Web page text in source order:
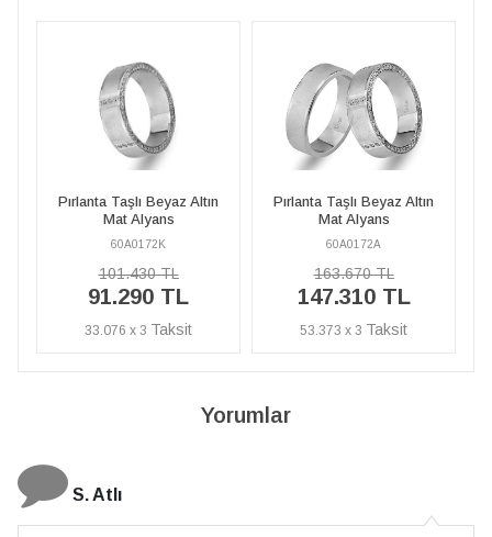
Pırlanta Taşlı Beyaz Altın
Mat Alyans
60A0172A
163.670 TL
147.310 TL
53.373 x 3
Pırlanta Taşlı Beyaz Altın
Mat Alyans
60A0172K
101.430 TL
91.290 TL
33.076 x 3
Yorumlar
N. Elçi